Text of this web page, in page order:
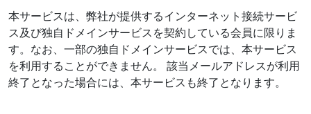
本サービスは、弊社が提供するインターネット接続サービ
ス及び独自ドメインサービスを契約している会員に限りま
す。なお、一部の独自ドメインサービスでは、本サービス
を利用することができません。 該当メールアドレスが利用
終了となった場合には、本サービスも終了となります。